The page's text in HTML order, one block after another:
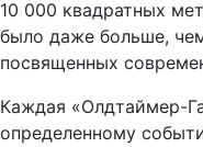
10 000 квадратных
было даже больше,
посвященных
Каждая «Олдтаймер-
определенному